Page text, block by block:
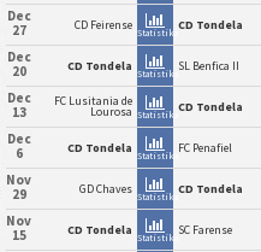
Dec
27
CD Feirense
Statistika
CD Tondela
Dec
20
CD Tondela
Statistika
SL Benfica II
Dec
13
FC Lusitania de
Lourosa Statistika
CD Tondela
Dec
6
CD Tondela
Statistika
FC Penafiel
Nov
29
GD Chaves
Statistika
CD Tondela
Nov
15
CD Tondela
Statistika
SC Farense